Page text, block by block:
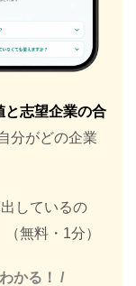
と志望企業の合
分がどの企業
しているの
無料・1分）
かる！ /